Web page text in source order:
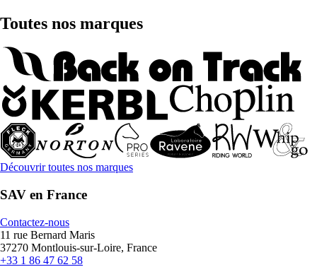
Toutes nos marques
Découvrir toutes nos marques
SAV en France
Contactez-nous
11 rue Bernard Maris
37270 Montlouis-sur-Loire, France
+33 1 86 47 62 58